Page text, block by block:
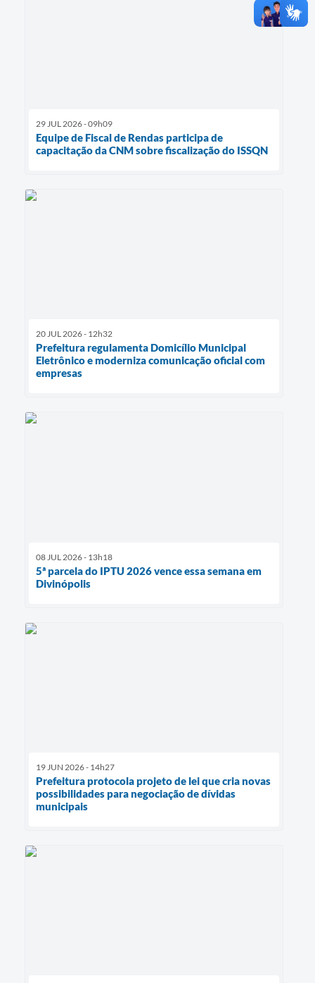
29 JUL 2026 - 09h09
Equipe de Fiscal de Rendas participa de
capacitação da CNM sobre fiscalização do ISSQN
20 JUL 2026 - 12h32
Prefeitura regulamenta Domicílio Municipal
Eletrônico e moderniza comunicação oficial com
empresas
08 JUL 2026 - 13h18
5ª parcela do IPTU 2026 vence essa semana em
Divinópolis
19 JUN 2026 - 14h27
Prefeitura protocola projeto de lei que cria novas
possibilidades para negociação de dívidas
municipais